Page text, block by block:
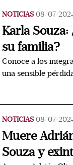
NOTICIAS 08/07/
Karla
su familia?
Conoce a los
una sensible
NOTICIAS 08/07/
Muere
Souza y